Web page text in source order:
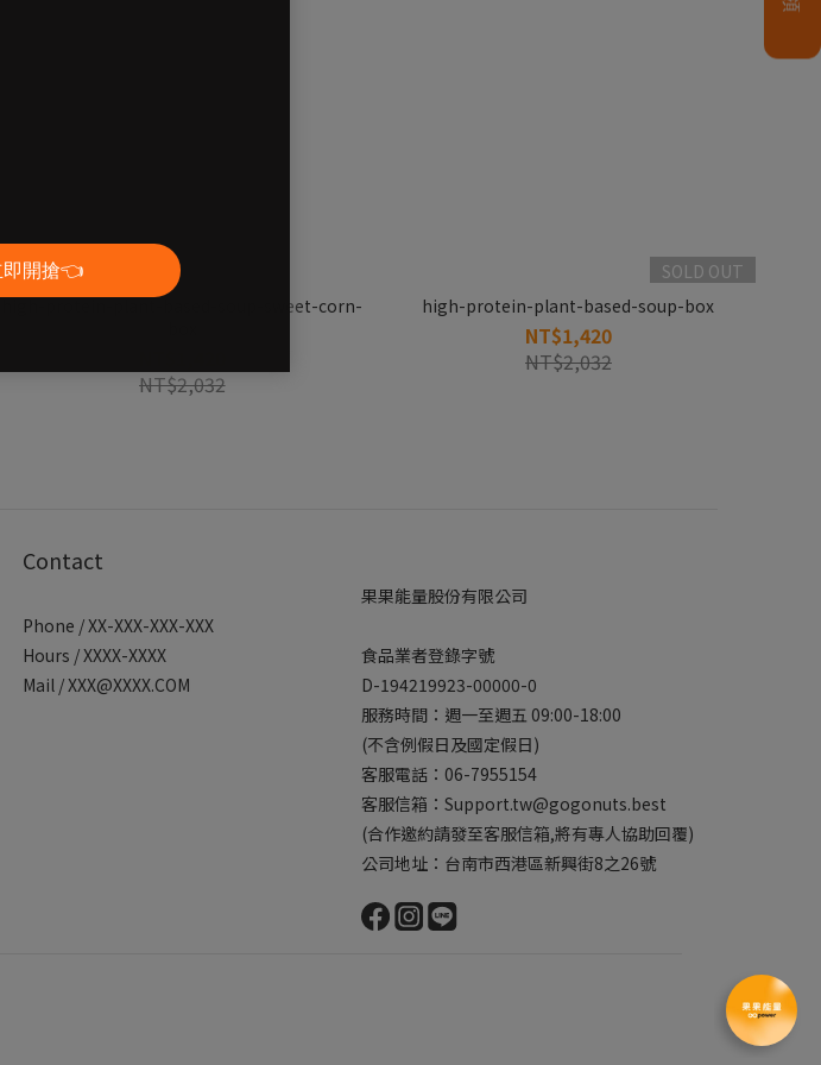
high-protein-plant-based-soup-sweet-corn-
NT$2,032
SOLD OUT
high-protein-plant-based-soup-box
NT$1,420
NT$2,032
Contact
Phone / XX-XXX-XXX-XXX
Hours / XXXX-XXXX
Mail / XXX@XXXX.COM
果果能量股份有限公司
食品業者登錄字號
D-194219923-00000-0
服務時間：週一至週五 09:00-18:00
(不含例假日及國定假日)
客服電話：06-7955154
客服信箱：Support.tw@gogonuts.best
(合作邀約請發至客服信箱,將有專人協助回覆)
公司地址：台南市西港區新興街8之26號